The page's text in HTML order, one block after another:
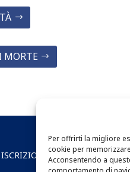
Per offrirti la migliore
cookie per
Acconsentendo a
MORTE
ISCRIZIONE ALLA